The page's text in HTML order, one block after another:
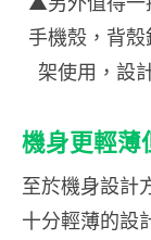
手機殼，背
架使用，設
機身更輕薄
至於機身設計
十分輕薄的設